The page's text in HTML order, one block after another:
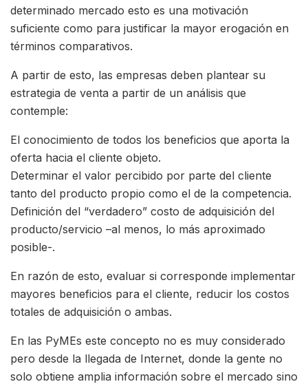
determinado mercado esto es una motivación
suficiente como para justificar la mayor erogación en
términos comparativos.
A partir de esto, las empresas deben plantear su
estrategia de venta a partir de un análisis que
contemple:
El conocimiento de todos los beneficios que aporta la
oferta hacia el cliente objeto.
Determinar el valor percibido por parte del cliente
tanto del producto propio como el de la competencia.
Definición del “verdadero” costo de adquisición del
producto/servicio –al menos, lo más aproximado
posible-.
En razón de esto, evaluar si corresponde implementar
mayores beneficios para el cliente, reducir los costos
totales de adquisición o ambas.
En las PyMEs este concepto no es muy considerado
pero desde la llegada de Internet, donde la gente no
solo obtiene amplia información sobre el mercado sino